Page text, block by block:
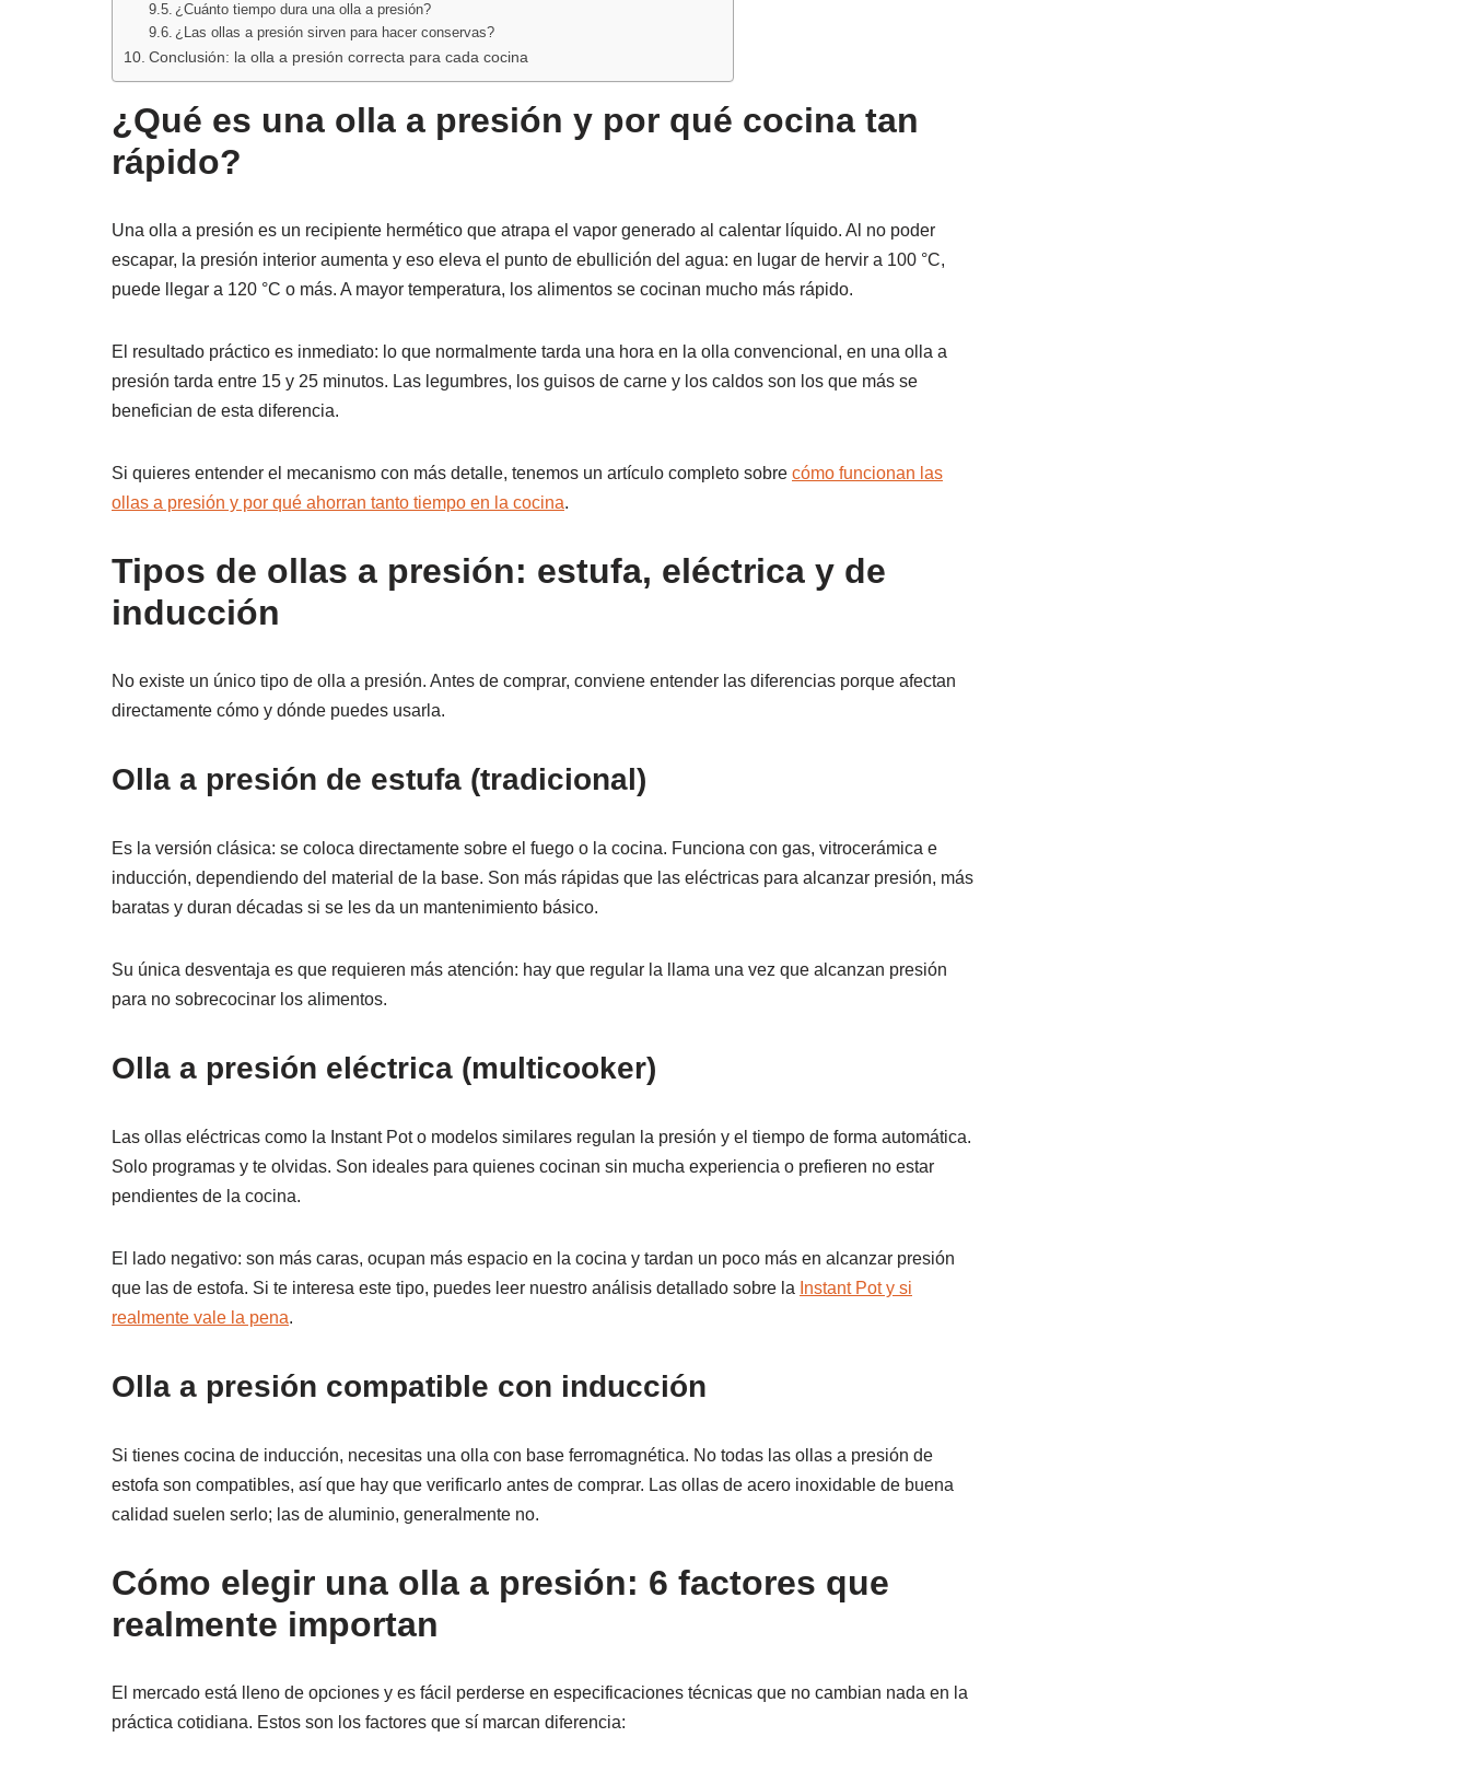
¿Cuánto tiempo dura una olla a presión?
¿Las ollas a presión sirven para hacer conservas?
Conclusión: la olla a presión correcta para cada cocina
¿Qué es una olla a presión y por qué cocina tan
rápido?
Una olla a presión es un recipiente hermético que atrapa el vapor generado al calentar líquido. Al no poder
escapar, la presión interior aumenta y eso eleva el punto de ebullición del agua: en lugar de hervir a 100 °C,
puede llegar a 120 °C o más. A mayor temperatura, los alimentos se cocinan mucho más rápido.
El resultado práctico es inmediato: lo que normalmente tarda una hora en la olla convencional, en una olla a
presión tarda entre 15 y 25 minutos. Las legumbres, los guisos de carne y los caldos son los que más se
benefician de esta diferencia.
Si quieres entender el mecanismo con más detalle, tenemos un artículo completo sobre cómo funcionan las
ollas a presión y por qué ahorran tanto tiempo en la cocina.
Tipos de ollas a presión: estufa, eléctrica y de
inducción
No existe un único tipo de olla a presión. Antes de comprar, conviene entender las diferencias porque afectan
directamente cómo y dónde puedes usarla.
Olla a presión de estufa (tradicional)
Es la versión clásica: se coloca directamente sobre el fuego o la cocina. Funciona con gas, vitrocerámica e
inducción, dependiendo del material de la base. Son más rápidas que las eléctricas para alcanzar presión, más
baratas y duran décadas si se les da un mantenimiento básico.
Su única desventaja es que requieren más atención: hay que regular la llama una vez que alcanzan presión
para no sobrecocinar los alimentos.
Olla a presión eléctrica (multicooker)
Las ollas eléctricas como la Instant Pot o modelos similares regulan la presión y el tiempo de forma automática.
Solo programas y te olvidas. Son ideales para quienes cocinan sin mucha experiencia o prefieren no estar
pendientes de la cocina.
El lado negativo: son más caras, ocupan más espacio en la cocina y tardan un poco más en alcanzar presión
que las de estofa. Si te interesa este tipo, puedes leer nuestro análisis detallado sobre la Instant Pot y si
realmente vale la pena.
Olla a presión compatible con inducción
Si tienes cocina de inducción, necesitas una olla con base ferromagnética. No todas las ollas a presión de
estofa son compatibles, así que hay que verificarlo antes de comprar. Las ollas de acero inoxidable de buena
calidad suelen serlo; las de aluminio, generalmente no.
Cómo elegir una olla a presión: 6 factores que
realmente importan
El mercado está lleno de opciones y es fácil perderse en especificaciones técnicas que no cambian nada en la
práctica cotidiana. Estos son los factores que sí marcan diferencia: